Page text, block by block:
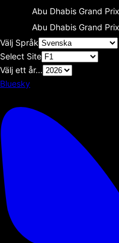
Abu Dhabis Grand Prix
Abu Dhabis Grand Prix
Välj Språk
Select Site
Välj ett år...
Bluesky